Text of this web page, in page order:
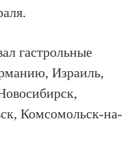
гастрольные
Израиль,
Комсомольск-на-